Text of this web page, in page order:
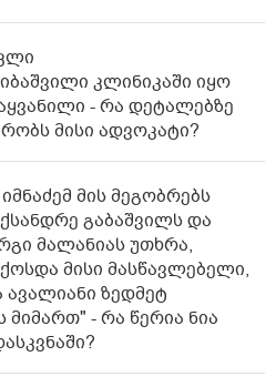
კლინიკაში იყო
- რა დეტალებზე
მისი ადვოკატი?
მის მეგობრებს
გაბაშვილს და
მალანიას უთხრა,
მისი მასწავლებელი,
ავალიანი ზედმეტ
მიმართ" - რა წერია ნია